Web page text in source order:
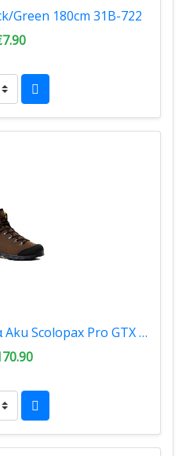
Green 180cm 31B-722
Αδιάβροχα Μποτάκια Aku Scolopax Pro GTX Brown 34-00079-050